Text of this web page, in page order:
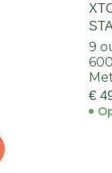
9
€